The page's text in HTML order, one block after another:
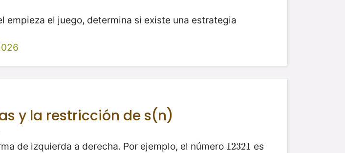
empieza el juego, determina si existe una estrategia
y la restricción de s(n)
de izquierda a derecha. Por ejemplo, el número 12321
12321 es